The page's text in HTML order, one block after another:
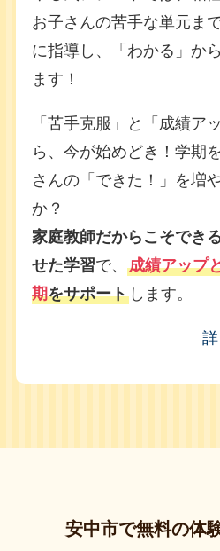
お子さんの苦手な単元ま
に指導し、「わかる」か
ます！
「苦手克服」と「成績ア
ら、今が始めどき！学期
さんの「できた！」を増
か？
家庭教師だからこそでき
せた学習で、 成績アップ
期をサポートします。
安中市で無料の体